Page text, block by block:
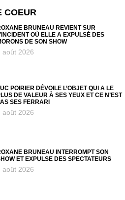
COEUR
BRUNEAU REVIENT SUR
OÙ ELLE A EXPULSÉ DES
DE SON SHOW
août 2026
POIRIER DÉVOILE L’OBJET QUI A LE
DE VALEUR À SES YEUX ET CE N’EST
SES FERRARI
août 2026
BRUNEAU INTERROMPT SON
ET EXPULSE DES SPECTATEURS
août 2026